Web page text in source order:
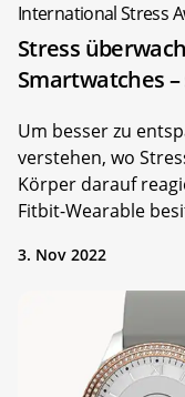
International Stress
Stress
Smartwatches
Um besser zu
verstehen, wo
Körper darauf
Fitbit-Wearable
3. Nov 2022